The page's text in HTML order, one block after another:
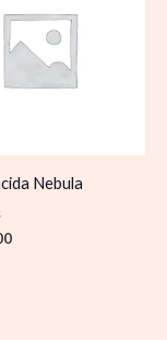
Nebula